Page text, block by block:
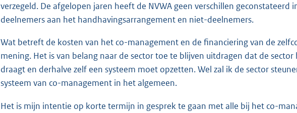
verzegeld. De afgelopen jaren heeft de NVWA geen verschillen geconstateerd
deelnemers aan het handhavingsarrangement en niet-deelnemers.
Wat betreft de kosten van het co-management en de financiering van de
mening. Het is van belang naar de sector toe te blijven uitdragen dat de
draagt en derhalve zelf een systeem moet opzetten. Wel zal ik de sector
systeem van co-management in het algemeen.
Het is mijn intentie op korte termijn in gesprek te gaan met alle bij het co-